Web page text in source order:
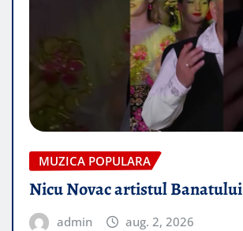
MUZICA POPULARA
Nicu Novac artistul Banatului
admin aug. 2, 2026